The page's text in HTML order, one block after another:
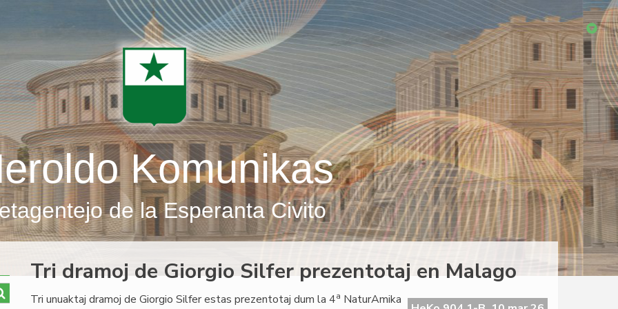
Komunikas
de la Esperanta Civito
Tri dramoj de Giorgio Silfer prezentotaj en Malago
Tri unuaktaj dramoj de Giorgio Silfer estas prezentotaj dum la 4a NaturAmika